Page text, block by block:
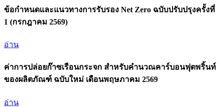
ข้อกำหนดและแนวทางการรับรอง Net Zero ฉบับปรับปรุงครั้งที่
1 (กรกฎาคม 2569)
อ่าน
ค่าการปล่อยก๊าซเรือนกระจก สำหรับคำนวณคาร์บอนฟุตพริ้นท์
ของผลิตภัณฑ์ ฉบับใหม่ เดือนพฤษภาคม 2569
อ่าน